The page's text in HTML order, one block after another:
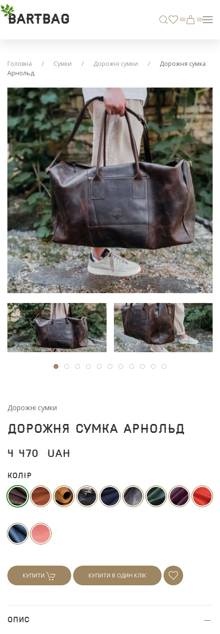
BARTBAG (0) (0)
Головна Сумки Дорожні сумки
Дорожня сумка
Арнольд
Дорожні сумки
Дорожня сумка Арнольд
4 470 UAH
Колір
КУПИТИ КУПИТИ В ОДИН КЛІК
Опис